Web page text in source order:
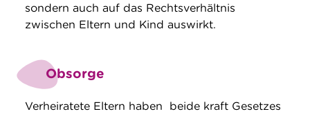
sondern auch auf das Rechtsverhältnis
zwischen Eltern und Kind auswirkt.
Obsorge
Verheiratete Eltern haben beide kraft Gesetzes